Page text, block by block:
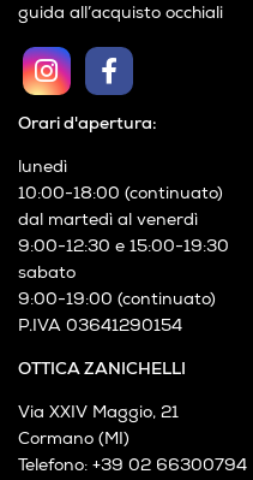
OTTICA ZANICHELLI
Via XXIV Maggio, 21
Cormano (MI)
Telefono: +39 02 66300794
Orari d'apertura:
lunedì
10:00-18:00 (continuato)
dal martedì al venerdì
9:00-12:30 e 15:00-19:30
sabato
9:00-19:00 (continuato)
P.IVA 03641290154
guida all’acquisto occhiali